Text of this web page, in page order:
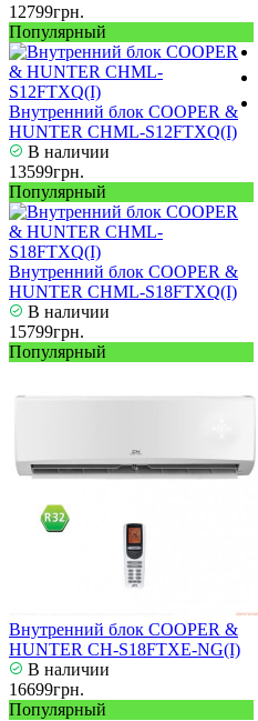
12799грн.
Популярный
Внутренний блок COOPER &
HUNTER CHML-S12FTXQ(I)
В наличии
13599грн.
Популярный
Внутренний блок COOPER &
HUNTER CHML-S18FTXQ(I)
В наличии
15799грн.
Популярный
Внутренний блок COOPER &
HUNTER CH-S18FTXE-NG(I)
В наличии
16699грн.
Популярный